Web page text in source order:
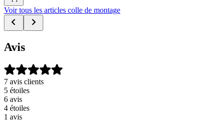
Voir tous les articles colle de montage
Avis
7 avis clients
5 étoiles
6 avis
4 étoiles
1 avis